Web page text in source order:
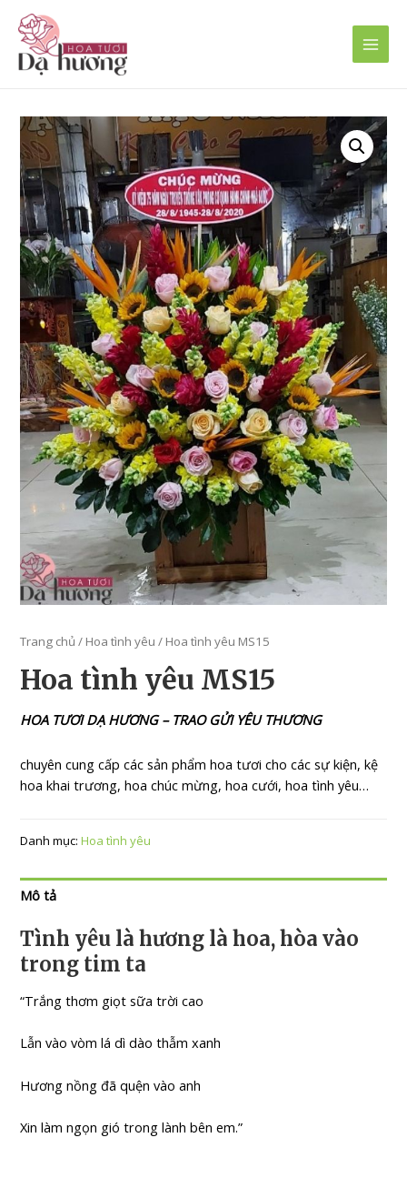
Main
Trang chủ / Hoa tình yêu / Hoa tình yêu MS15
Hoa tình yêu MS15
HOA TƯƠI DẠ HƯƠNG – TRAO GỬI YÊU THƯƠNG
chuyên cung cấp các sản phẩm hoa tươi cho các sự kiện, kệ
hoa khai trương, hoa chúc mừng, hoa cưới, hoa tình yêu…
Danh mục:Hoa tình yêu
Mô tả
Tình yêu là hương là hoa, hòa vào
trong tim ta
“Trắng thơm giọt sữa trời cao
Lẫn vào vòm lá dì dào thẫm xanh
Hương nồng đã quện vào anh
Xin làm ngọn gió trong lành bên em.”